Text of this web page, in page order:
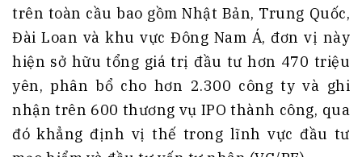
trên toàn cầu bao gồm Nhật Bản, Trung Quốc,
Đài Loan và khu vực Đông Nam Á, đơn vị này
hiện sở hữu tổng giá trị đầu tư hơn 470 triệu
yên, phân bổ cho hơn 2.300 công ty và ghi
nhận trên 600 thương vụ IPO thành công, qua
đó khẳng định vị thế trong lĩnh vực đầu tư